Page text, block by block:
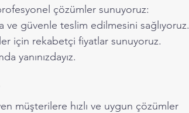
çözümler sunuyoruz:
ve güvenle teslim edilmesini sağlıyoruz.
için rekabetçi fiyatlar sunuyoruz.
yanınızdayız.
müşterilere hızlı ve uygun çözümler